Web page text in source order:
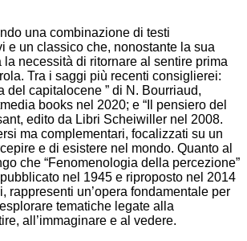
una combinazione di testi
e un classico che, nonostante la sua
necessità di ritornare al sentire prima
Tra i saggi più recenti consiglierei:
del capitalocene ” di N. Bourriaud,
books nel 2020; e “Il pensiero del
edito da Libri Scheiwiller nel 2008.
ma complementari, focalizzati su un
e di esistere nel mondo. Quanto al
che “Fenomenologia della percezione”
nel 1945 e riproposto nel 2014
rappresenti un’opera fondamentale per
tematiche legate alla
all’immaginare e al vedere.